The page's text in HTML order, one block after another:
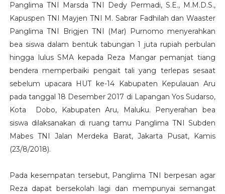
Panglima TNI Marsda TNI Dedy Permadi, S.E., M.M.D.S.,
Kapuspen TNI Mayjen TNI M. Sabrar Fadhilah dan Waaster
Panglima TNI Brigjen TNI (Mar) Purnomo menyerahkan
bea siswa dalam bentuk tabungan 1 juta rupiah perbulan
hingga lulus SMA kepada Reza Mangar pemanjat tiang
bendera memperbaiki pengait tali yang terlepas sesaat
sebelum upacara HUT ke-14 Kabupaten Kepulauan Aru
pada tanggal 18 Desember 2017 di Lapangan Yos Sudarso,
Kota Dobo, Kabupaten Aru, Maluku. Penyerahan bea
siswa dilaksanakan di ruang tamu Panglima TNI Subden
Mabes TNI Jalan Merdeka Barat, Jakarta Pusat, Kamis
(23/8/2018).
Pada kesempatan tersebut, Panglima TNI berpesan agar
Reza dapat bersekolah lagi dan mempunyai semangat